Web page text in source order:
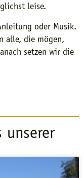
leise.
oder Musik.
alle, die mögen,
setzen wir die
unserer